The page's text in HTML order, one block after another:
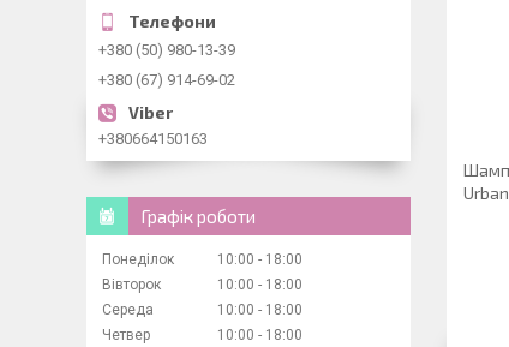
+380 (50) 980-13-39
+380 (67) 914-69-02
+380664150163
Графік роботи
Понеділок 10:00
18:00
Вівторок
10:00
18:00
Середа
10:00
18:00
Четвер
10:00
18:00